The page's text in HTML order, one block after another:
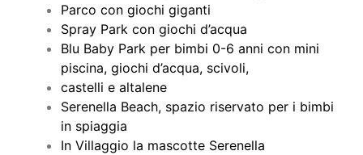
Parco con giochi giganti
Spray Park con giochi d’acqua
Blu Baby Park per bimbi 0-6 anni con mini
piscina, giochi d’acqua, scivoli,
castelli e altalene
Serenella Beach, spazio riservato per i bimbi
in spiaggia
In Villaggio la mascotte Serenella